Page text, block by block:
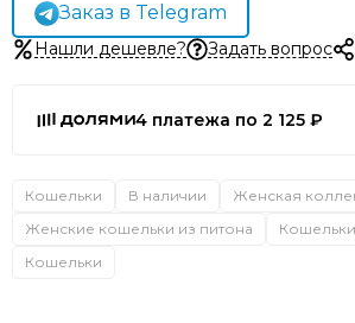
Заказ в Telegram
Нашли дешевле? Задать вопрос
4 платежа по 2 125 ₽
Кошельки В наличии
Женская
Женские кошельки из питона
Кошельки